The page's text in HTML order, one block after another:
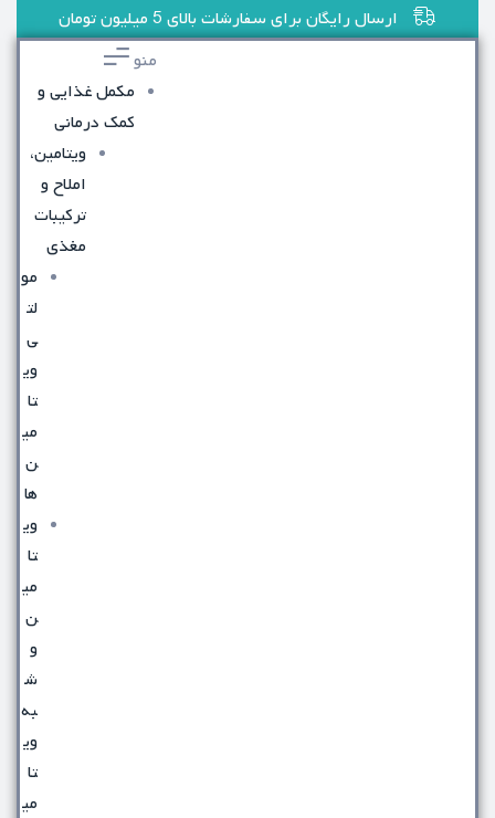
ارسال رایگان برای سفارشات بالای 5 میلیون تومان
منو
مکمل غذایی و
کمک درمانی
ویتامین،
املاح و
ترکیبات
مغذی
مو
لت
ی
وی
تا
می
ن
ها
وی
تا
می
ن
و
ش
به
وی
تا
می